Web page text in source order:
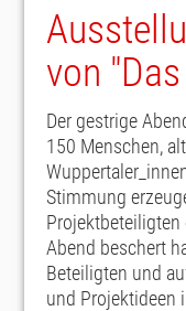
von
Der gestrige
150 Menschen,
Stimmung
Abend beschert
Beteiligten und
und Projektideen